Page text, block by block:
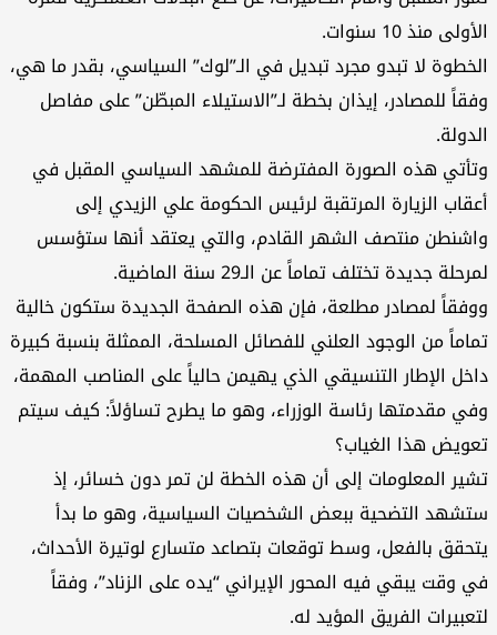
الأولى منذ 10 سنوات.
الخطوة لا تبدو مجرد تبديل في الـ”لوك” السياسي، بقدر ما هي،
وفقاً للمصادر، إيذان بخطة لـ”الاستيلاء المبطّن” على مفاصل
الدولة.
وتأتي هذه الصورة المفترضة للمشهد السياسي المقبل في
أعقاب الزيارة المرتقبة لرئيس الحكومة علي الزيدي إلى
واشنطن منتصف الشهر القادم، والتي يعتقد أنها ستؤسس
لمرحلة جديدة تختلف تماماً عن الـ29 سنة الماضية.
ووفقاً لمصادر مطلعة، فإن هذه الصفحة الجديدة ستكون خالية
تماماً من الوجود العلني للفصائل المسلحة، الممثلة بنسبة كبيرة
داخل الإطار التنسيقي الذي يهيمن حالياً على المناصب المهمة،
وفي مقدمتها رئاسة الوزراء، وهو ما يطرح تساؤلاً: كيف سيتم
تعويض هذا الغياب؟
تشير المعلومات إلى أن هذه الخطة لن تمر دون خسائر، إذ
ستشهد التضحية ببعض الشخصيات السياسية، وهو ما بدأ
يتحقق بالفعل، وسط توقعات بتصاعد متسارع لوتيرة الأحداث،
في وقت يبقي فيه المحور الإيراني “يده على الزناد”، وفقاً
لتعبيرات الفريق المؤيد له.